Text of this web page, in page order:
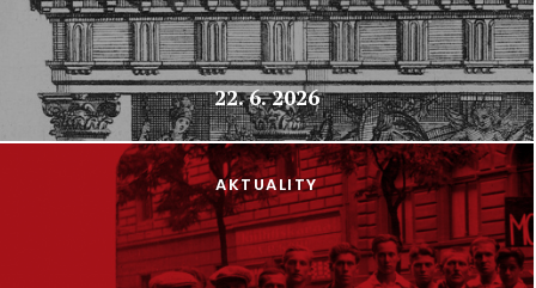
22. 6. 2026
AKTUALITY